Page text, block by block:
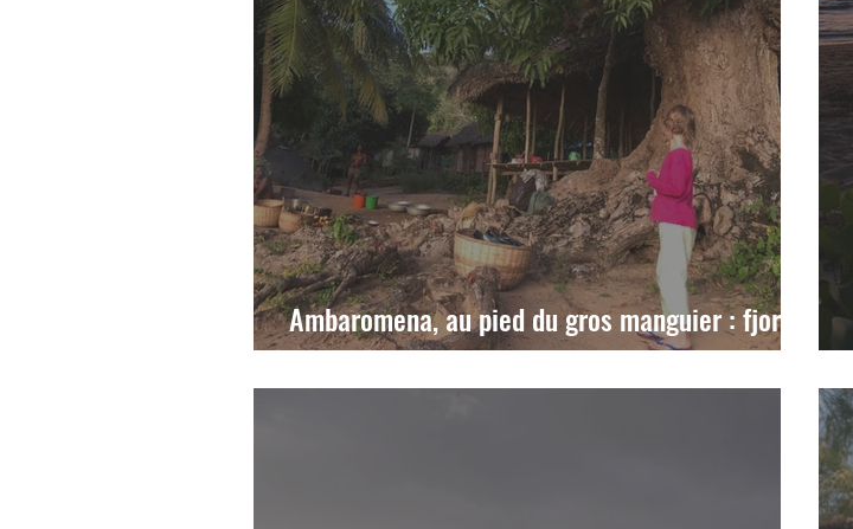
Ambaromena, au pied du gros manguier : fjord,
mangrove, cascade!